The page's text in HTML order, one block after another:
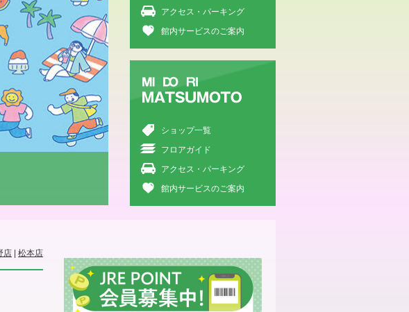
アクセス・パーキング
館内サービスのご案内
Midori
ショップ一覧
フロアガイド
アクセス・パーキング
館内サービスのご案内
店 松本店